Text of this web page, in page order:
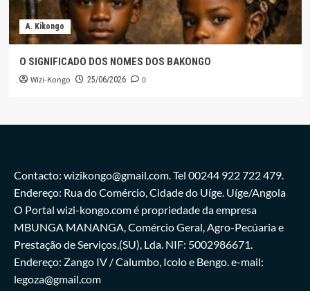
A. Kikongo
O SIGNIFICADO DOS NOMES DOS BAKONGO
Wizi-Kongo 25/06/2026 0
Contacto: wizikongo@gmail.com. Tel 00244 922 722 479.
Endereço: Rua do Comércio, Cidade do Uíge. Uíge/Angola
O Portal wizi-kongo.com é propriedade da empresa
MBUNGA MANANGA, Comércio Geral, Agro-Pecúaria e
Prestação de Serviços,(SU), Lda. NIF: 5002986671.
Endereço: Zango IV / Calumbo, Icolo e Bengo. e-mail:
legoza@gmail.com